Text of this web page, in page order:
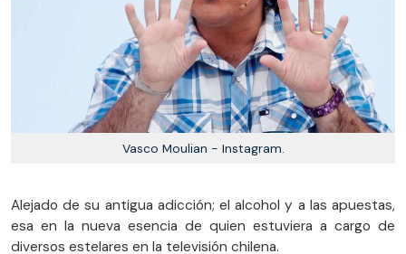
Vasco Moulian - Instagram.
Alejado de su antigua adicción; el alcohol y a las apuestas,
esa en la nueva esencia de quien estuviera a cargo de
diversos estelares en la televisión chilena.